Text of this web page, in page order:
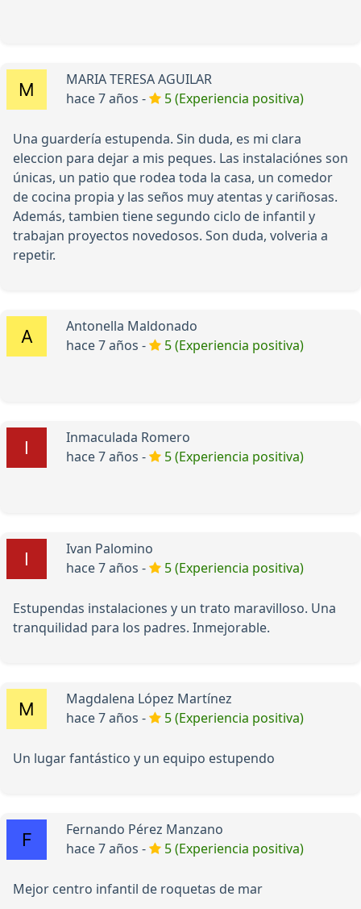
MARIA TERESA AGUILAR
hace 7 años -
5 (Experiencia positiva)
Una guardería estupenda. Sin duda, es mi clara
eleccion para dejar a mis peques. Las instalaciónes son
únicas, un patio que rodea toda la casa, un comedor
de cocina propia y las seños muy atentas y cariñosas.
Además, tambien tiene segundo ciclo de infantil y
trabajan proyectos novedosos. Son duda, volveria a
repetir.
Antonella Maldonado
hace 7 años -
5 (Experiencia positiva)
Inmaculada Romero
hace 7 años -
5 (Experiencia positiva)
Ivan Palomino
hace 7 años -
5 (Experiencia positiva)
Estupendas instalaciones y un trato maravilloso. Una
tranquilidad para los padres. Inmejorable.
Magdalena López Martínez
hace 7 años -
5 (Experiencia positiva)
Un lugar fantástico y un equipo estupendo
Fernando Pérez Manzano
hace 7 años -
5 (Experiencia positiva)
Mejor centro infantil de roquetas de mar